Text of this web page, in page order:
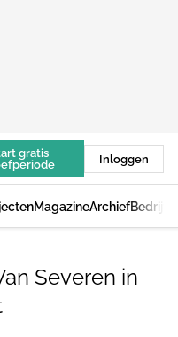
gratis
Inloggen
MagazineArchief
Severen in